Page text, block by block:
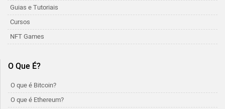
Guias e Tutoriais
Cursos
NFT Games
O Que É?
O que é Bitcoin?
O que é Ethereum?